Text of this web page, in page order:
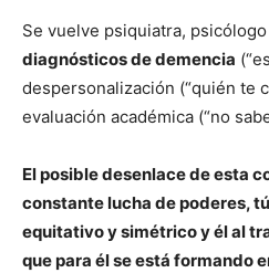
Se vuelve psiquiatra,
diagnósticos de demencia
despersonalización (“quién te
evaluación académica (“no
El posible desenlace de esta
constante lucha de poderes,
equitativo y simétrico y él al
que para él se está formando